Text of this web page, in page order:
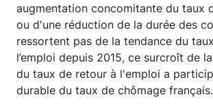
augmentation concomitante du taux
ou d'une réduction de la durée des
ressortent pas de la tendance du
l’emploi depuis 2015, ce surcroît de
du taux de retour à l'emploi a
durable du taux de chômage français.